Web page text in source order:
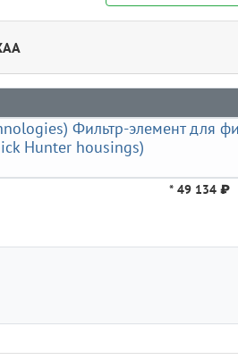
* 49 134 ₽